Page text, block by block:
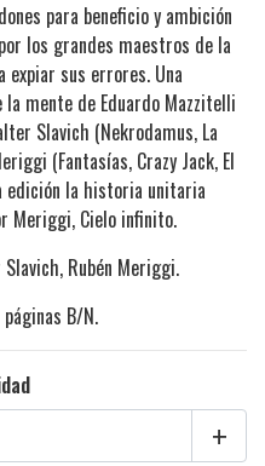
para beneficio y ambición
los grandes maestros de la
sus errores. Una
mente de Eduardo Mazzitelli
Slavich (Nekrodamus, La
(Fantasías, Crazy Jack, El
edición la historia unitaria
Meriggi, Cielo infinito.
Rubén Meriggi.
B/N.
+